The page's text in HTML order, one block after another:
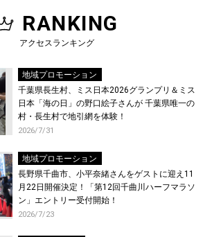
RANKING
アクセスランキング
地域プロモーション
千葉県長生村、ミス日本2026グランプリ＆ミス
日本「海の日」の野口絵子さんが 千葉県唯一の
村・長生村で地引網を体験！
2026/7/31
地域プロモーション
長野県千曲市、小平奈緒さんをゲストに迎え11
月22日開催決定！「第12回千曲川ハーフマラソ
ン」エントリー受付開始！
2026/7/23